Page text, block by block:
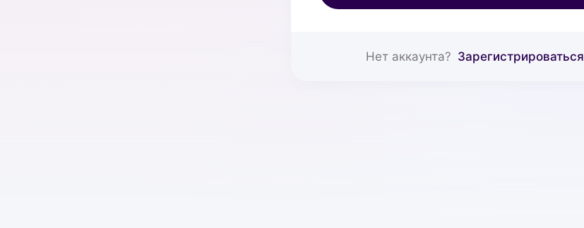
Нет аккаунта? Зарегистрироваться